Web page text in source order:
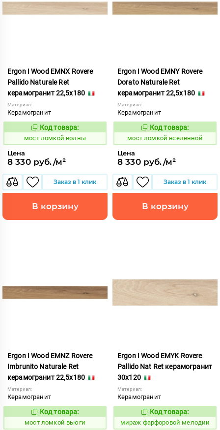
Ergon I Wood EMNX Rovere
Pallido Naturale Ret
керамогранит 22,5x180
Материал:
Керамогранит
1021637
Код товара:
мост ломкой волны
Цена
8 330 руб./м²
Заказ в 1 клик
В корзину
Ergon I Wood EMNY Rovere
Dorato Naturale Ret
керамогранит 22,5x180
Материал:
Керамогранит
1021638
Код товара:
мост ломкой вселенной
Цена
8 330 руб./м²
Заказ в 1 клик
В корзину
Ergon I Wood EMNZ Rovere
Imbrunito Naturale Ret
керамогранит 22,5x180
Материал:
Керамогранит
1021639
Код товара:
мост ломкой вьюги
Ergon I Wood EMYK Rovere
Pallido Nat Ret керамогранит
30x120
Материал:
Керамогранит
998298
Код товара:
мираж фарфоровой мелодии